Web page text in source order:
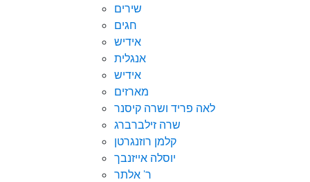
שירים
חגים
אידיש
אנגלית
אידיש
מארזים
לאה פריד ושרה קיסנר
שרה זילברברג
קלמן רוזנגרטן
יוסלה אייזנבך
ר' אלתר